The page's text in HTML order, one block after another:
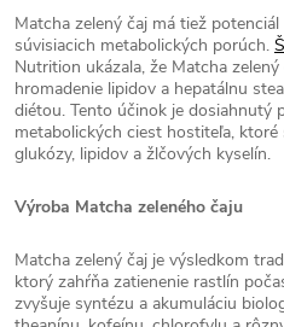
Matcha zelený čaj má tiež
súvisiacich metabolických porúch.
Nutrition ukázala, že Matcha
hromadenie lipidov a hepatálnu
diétou. Tento účinok je dosiahnutý
metabolických ciest hostiteľa,
glukózy, lipidov a žlčových kyselín.
Výroba Matcha zeleného čaju
Matcha zelený čaj je výsledkom
ktorý zahŕňa zatienenie rastlín
zvyšuje syntézu a akumuláciu